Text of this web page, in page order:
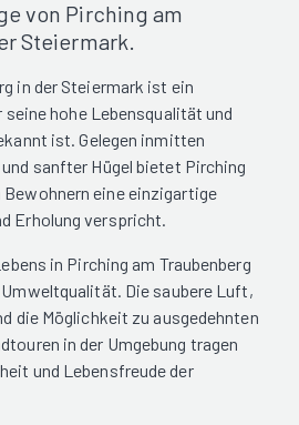
von Pirching am
Steiermark.
in der Steiermark ist ein
hohe Lebensqualität und
ist. Gelegen inmitten
sanfter Hügel bietet Pirching
Bewohnern eine einzigartige
Erholung verspricht.
in Pirching am Traubenberg
Die saubere Luft,
die Möglichkeit zu ausgedehnten
in der Umgebung tragen
und Lebensfreude der